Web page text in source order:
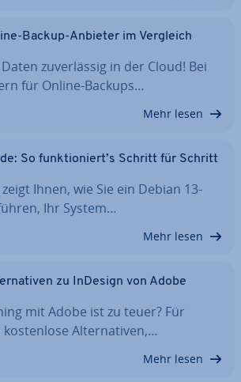
Backup-Anbieter im Vergleich
zu­ver­läs­sig in der Cloud! Bei
für Online-Backups…
Mehr lesen
So funk­tio­niert’s Schritt für Schritt
Ihnen, wie Sie ein Debian 13-
Ihr System…
Mehr lesen
zu InDesign von Adobe
mit Adobe ist zu teuer? Für
kos­ten­lo­se Al­ter­na­ti­ven,…
Mehr lesen